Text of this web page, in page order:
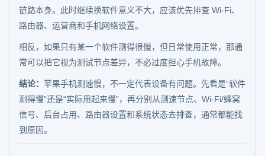
链路本身。此时继续换软件意义不大，应该优先排查 Wi-Fi、
路由器、运营商和手机网络设置。
相反，如果只有某一个软件测得很慢，但日常使用正常，那通
常可以把它视为测试节点差异，不必过度担心手机故障。
结论： 苹果手机测速慢，不一定代表设备有问题。先看是“软件
测得慢”还是“实际用起来慢”，再分别从测速节点、Wi-Fi/蜂窝
信号、后台占用、路由器设置和系统状态去排查，通常都能找
到原因。